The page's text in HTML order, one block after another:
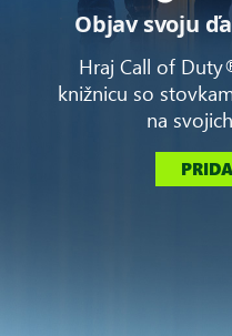
Objav svoju
Hraj Call of
knižnicu so
na